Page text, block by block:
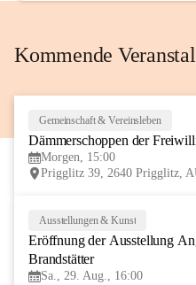
Kommende
Gemeinschaft & Vereinsleben
Dämmerschoppen der
Morgen, 15:00
Prigglitz 39, 2640 Prigglitz,
Ausstellungen & Kunst
Eröffnung der Ausstellung
Brandstätter
Sa., 29. Aug., 16:00